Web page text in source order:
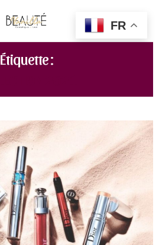
Étiquette :
FR